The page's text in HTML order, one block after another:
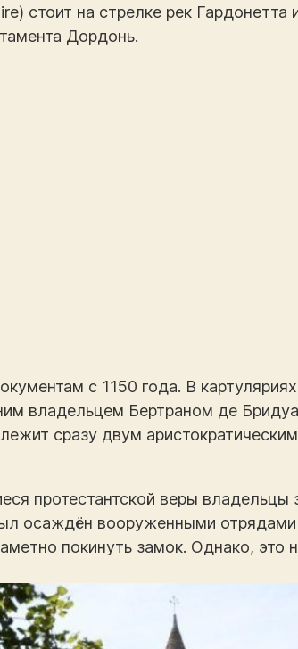
стоит на стрелке рек Гардонетта
Дордонь.
с 1150 года. В
владельцем Бертраном де
сразу двум
протестантской веры владельцы
осаждён вооруженными
покинуть замок. Однако, это